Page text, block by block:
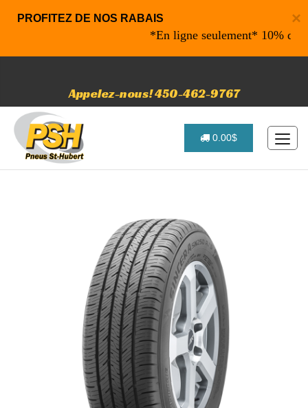
×
PROFITEZ DE NOS RABAIS
*En ligne seulement* 10% de
Appelez-nous! 450-462-9767
0.00$